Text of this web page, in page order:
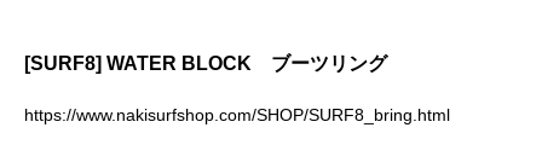
[SURF8] WATER BLOCK ブーツリング
https://www.nakisurfshop.com/SHOP/SURF8_bring.html